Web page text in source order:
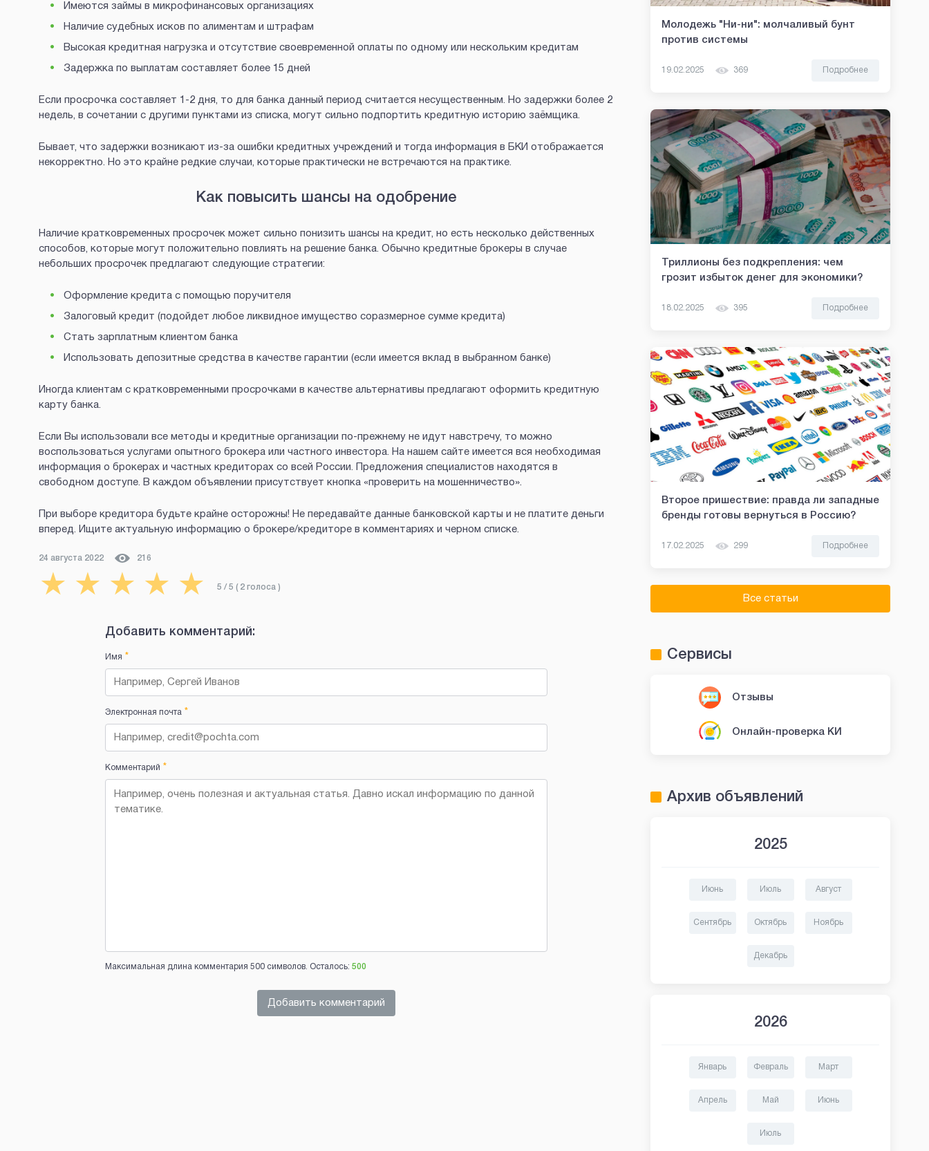
Имеются займы в микрофинансовых организациях
Наличие судебных исков по алиментам и штрафам
Высокая кредитная нагрузка и отсутствие своевременной оплаты по одному или нескольким кредитам
Задержка по выплатам составляет более 15 дней
Если просрочка составляет 1-2 дня, то для банка данный период считается несущественным. Но задержки более 2
недель, в сочетании с другими пунктами из списка, могут сильно подпортить кредитную историю заёмщика.
Бывает, что задержки возникают из-за ошибки кредитных учреждений и тогда информация в БКИ отображается
некорректно. Но это крайне редкие случаи, которые практически не встречаются на практике.
Как повысить шансы на одобрение
Наличие кратковременных просрочек может сильно понизить шансы на кредит, но есть несколько действенных
способов, которые могут положительно повлиять на решение банка. Обычно кредитные брокеры в случае
небольших просрочек предлагают следующие стратегии:
Оформление кредита с помощью поручителя
Залоговый кредит (подойдет любое ликвидное имущество соразмерное сумме кредита)
Стать зарплатным клиентом банка
Использовать депозитные средства в качестве гарантии (если имеется вклад в выбранном банке)
Иногда клиентам с кратковременными просрочками в качестве альтернативы предлагают оформить кредитную
карту банка.
Если Вы использовали все методы и кредитные организации по-прежнему не идут навстречу, то можно
воспользоваться услугами опытного брокера или частного инвестора. На нашем сайте имеется вся необходимая
информация о брокерах и частных кредиторах со всей России. Предложения специалистов находятся в
свободном доступе. В каждом объявлении присутствует кнопка «проверить на мошенничество».
При выборе кредитора будьте крайне осторожны! Не передавайте данные банковской карты и не платите деньги
вперед. Ищите актуальную информацию о брокере/кредиторе в комментариях и черном списке.
24 августа 2022 216
★ ★ ★ ★ ★ 5 / 5 ( 2 голоса )
Добавить комментарий:
Имя *
Электронная почта*
Комментарий *
Максимальная длина комментария 500 символов. Осталось: 500
Добавить комментарий
Молодежь "Ни-ни": молчаливый бунт
против системы
19.02.2025 369 Подробнее
Триллионы без подкрепления: чем
грозит избыток денег для экономики?
18.02.2025 395 Подробнее
Второе пришествие: правда ли западные
бренды готовы вернуться в Россию?
17.02.2025 299 Подробнее
Все статьи
Сервисы
Отзывы
Онлайн-проверка КИ
Архив объявлений
2025
Июнь Июль Август
Сентябрь Октябрь Ноябрь
Декабрь
2026
Январь Февраль Март
Апрель Май Июнь
Июль